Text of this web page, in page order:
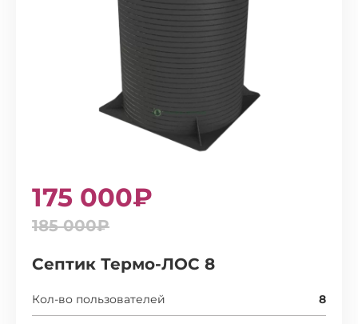
175 000₽
185 000₽
Септик Термо-ЛОС 8
Кол-во пользователей 8